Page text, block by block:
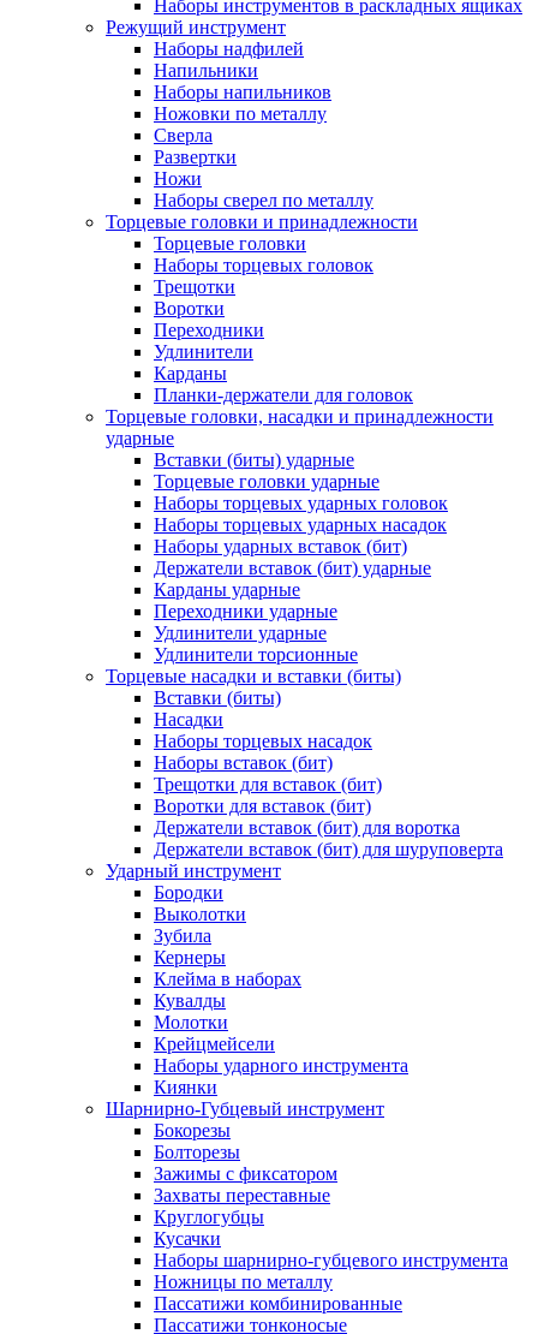
Наборы инструментов в раскладных ящиках
Режущий инструмент
Наборы надфилей
Напильники
Наборы напильников
Ножовки по металлу
Сверла
Развертки
Ножи
Наборы сверел по металлу
Торцевые головки и принадлежности
Торцевые головки
Наборы торцевых головок
Трещотки
Воротки
Переходники
Удлинители
Карданы
Планки-держатели для головок
Торцевые головки, насадки и принадлежности
ударные
Вставки (биты) ударные
Торцевые головки ударные
Наборы торцевых ударных головок
Наборы торцевых ударных насадок
Наборы ударных вставок (бит)
Держатели вставок (бит) ударные
Карданы ударные
Переходники ударные
Удлинители ударные
Удлинители торсионные
Торцевые насадки и вставки (биты)
Вставки (биты)
Насадки
Наборы торцевых насадок
Наборы вставок (бит)
Трещотки для вставок (бит)
Воротки для вставок (бит)
Держатели вставок (бит) для воротка
Держатели вставок (бит) для шуруповерта
Ударный инструмент
Бородки
Выколотки
Зубила
Кернеры
Клейма в наборах
Кувалды
Молотки
Крейцмейсели
Наборы ударного инструмента
Киянки
Шарнирно-Губцевый инструмент
Бокорезы
Болторезы
Зажимы с фиксатором
Захваты переставные
Круглогубцы
Кусачки
Наборы шарнирно-губцевого инструмента
Ножницы по металлу
Пассатижи комбинированные
Пассатижи тонконосые